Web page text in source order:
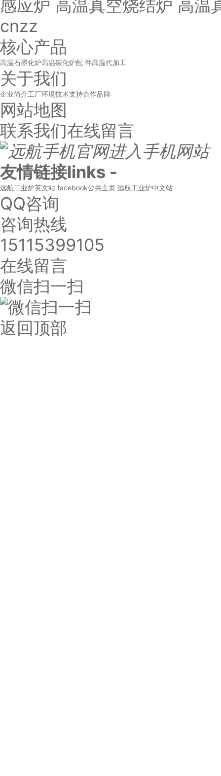
感应炉 高温真空烧结炉 高温
cnzz
核心产品
高温石墨化炉高温碳化炉配 件高温代加工
关于我们
企业简介工厂环境技术支持合作品牌
网站地图
联系我们在线留言
进入手机网站
友情链接links -
远航工业炉英文站 facebook公共主页 远航工业炉中文站
QQ咨询
咨询热线
15115399105
在线留言
微信扫一扫
返回顶部